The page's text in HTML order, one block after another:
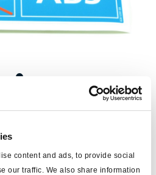
content and ads, to provide social
our traffic. We also share information
€4,30 / Einheit
Bestand zu sehen und zu